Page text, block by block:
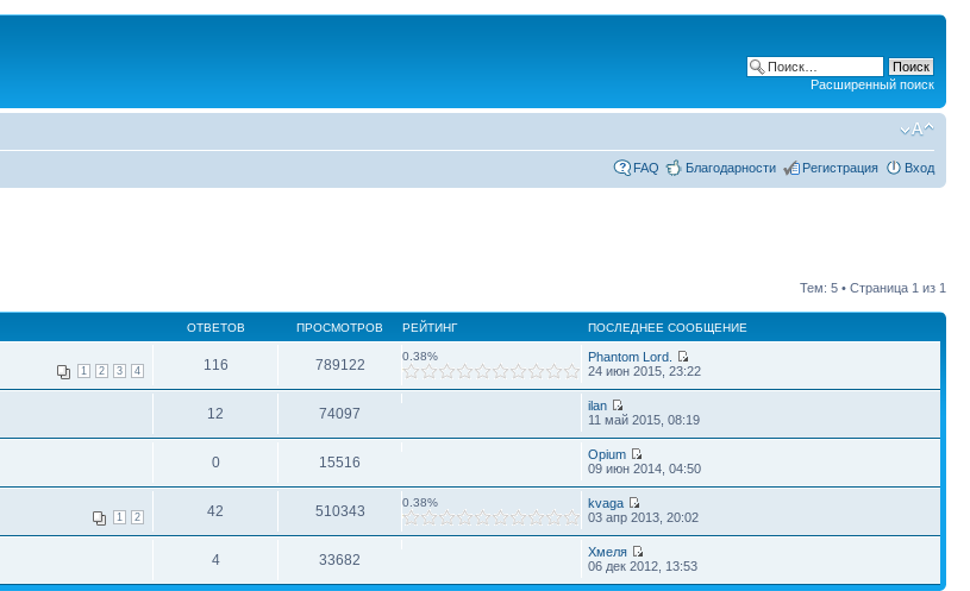
Расширенный поиск
FAQ Благодарности Регистрация Вход
Тем: 5 • Страница 1 из 1
ОТВЕТОВ ПРОСМОТРОВ РЕЙТИНГ ПОСЛЕДНЕЕ СООБЩЕНИЕ
1 2 3 4 116 789122
0.38%
Phantom Lord.
24 июн 2015, 23:22
12 74097
ilan
11 май 2015, 08:19
0 15516
Opium
09 июн 2014, 04:50
1 2 42 510343
0.38%
kvaga
03 апр 2013, 20:02
4 33682
Хмеля
06 дек 2012, 13:53